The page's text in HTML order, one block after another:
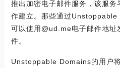
推出加密电子邮件服务，该服
作建立。那些通过
可以使用@ud.me电子邮件地址
件。
Unstoppable Domains的用户